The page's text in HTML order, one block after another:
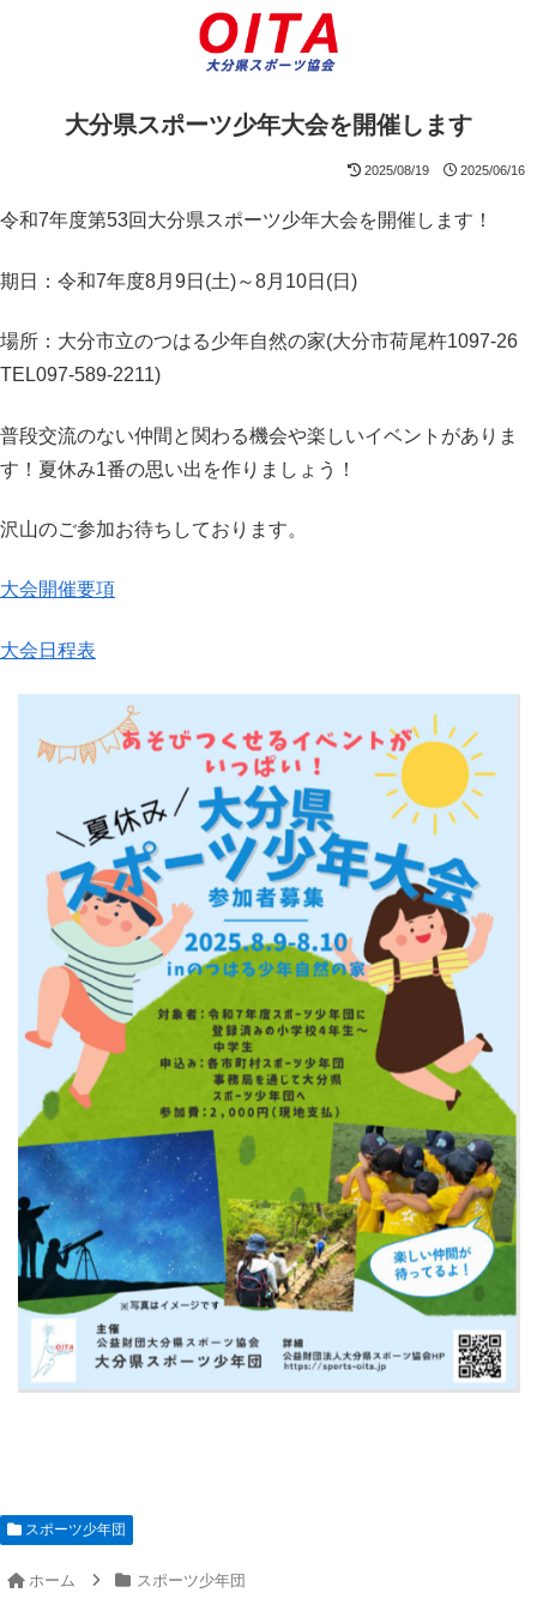
大分県スポーツ少年大会を開催します
2025/08/19 2025/06/16
令和7年度第53回大分県スポーツ少年大会を開催します！
期日：令和7年度8月9日(土)～8月10日(日)
場所：大分市立のつはる少年自然の家(大分市荷尾杵1097-26
TEL097-589-2211)
普段交流のない仲間と関わる機会や楽しいイベントがありま
す！夏休み1番の思い出を作りましょう！
沢山のご参加お待ちしております。
大会開催要項
大会日程表
スポーツ少年団
ホーム スポーツ少年団